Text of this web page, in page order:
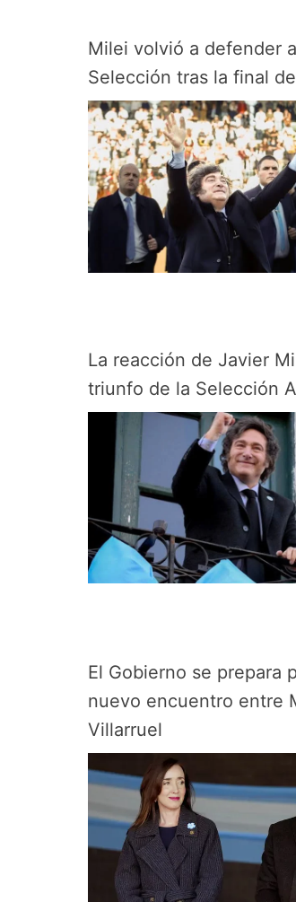
Milei volvió a defender
Selección tras la final
La reacción de Javier
triunfo de la Selección
El Gobierno se prepara
nuevo encuentro entre
Villarruel